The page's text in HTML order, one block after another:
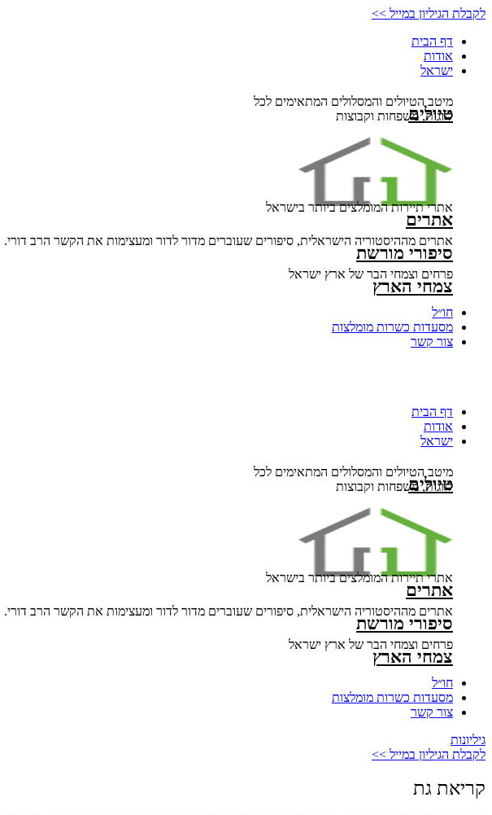
דלג
לקבלת הגיליון במייל >>
דף הבית
אודות
ישראל
טיולים
מיטב הטיולים והמסלולים המתאימים לכל
לזוגות, משפחות וקבוצות
אתרים
אתרי תיירות המומלצים ביותר בישראל
סיפורי מורשת
אתרים מההיסטוריה הישראלית, סיפורים שעוברים מדור לדור ומעצימות את הקשר הרב דורי.
צמחי הארץ
פרחים וצמחי הבר של ארץ ישראל
חו״ל
מסעדות כשרות מומלצות
צור קשר
דף הבית
אודות
ישראל
טיולים
מיטב הטיולים והמסלולים המתאימים לכל
לזוגות, משפחות וקבוצות
אתרים
אתרי תיירות המומלצים ביותר בישראל
סיפורי מורשת
אתרים מההיסטוריה הישראלית, סיפורים שעוברים מדור לדור ומעצימות את הקשר הרב דורי.
צמחי הארץ
פרחים וצמחי הבר של ארץ ישראל
חו״ל
מסעדות כשרות מומלצות
צור קשר
גיליונות
לקבלת הגיליון במייל >>
קריאת גת